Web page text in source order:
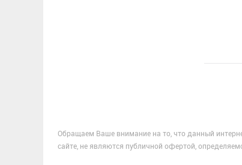
В
Обращаем Ваше внимание на то, что данный
сайте, не являются публичной офертой,